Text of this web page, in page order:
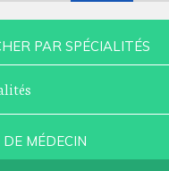
PAR SPÉCIALITÉS
MÉDECIN